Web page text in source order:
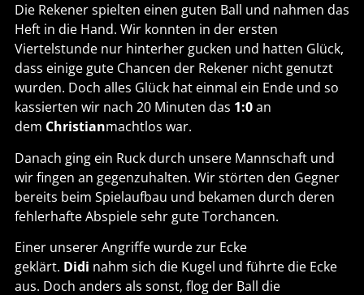
Die Rekener spielten einen guten Ball und nahmen das
Heft in die Hand. Wir konnten in der ersten
Viertelstunde nur hinterher gucken und hatten Glück,
dass einige gute Chancen der Rekener nicht genutzt
wurden. Doch alles Glück hat einmal ein Ende und so
kassierten wir nach 20 Minuten das 1:0an
dem Christianmachtlos war.
Danach ging ein Ruck durch unsere Mannschaft und
wir fingen an gegenzuhalten. Wir störten den Gegner
bereits beim Spielaufbau und bekamen durch deren
fehlerhafte Abspiele sehr gute Torchancen.
Einer unserer Angriffe wurde zur Ecke
geklärt. Didi nahm sich die Kugel und führte die Ecke
aus. Doch anders als sonst, flog der Ball die